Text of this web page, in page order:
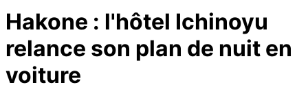
Hakone : l'hôtel Ichinoyu
relance son plan de nuit en
voiture